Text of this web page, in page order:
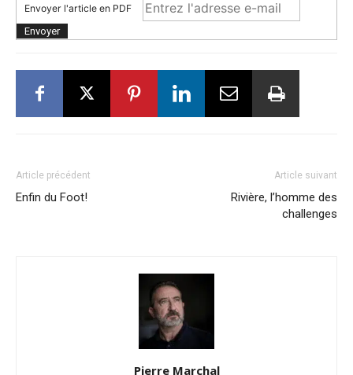
Envoyer l'article en PDF
Article précédent
Enfin du Foot!
Article suivant
Rivière, l’homme des
challenges
Pierre Marchal